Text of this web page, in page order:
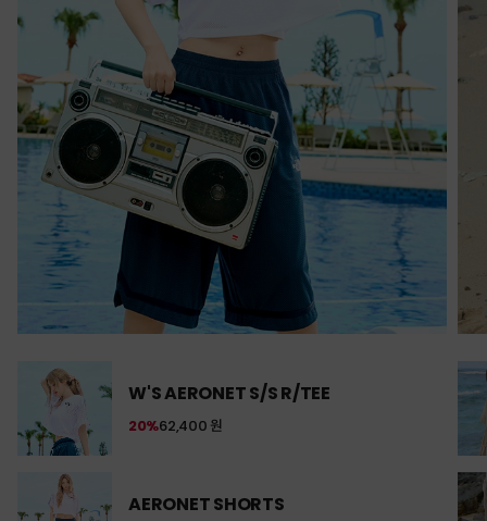
W'S AERONET S/S R/TEE
62,400 원
20%
AERONET SHORTS